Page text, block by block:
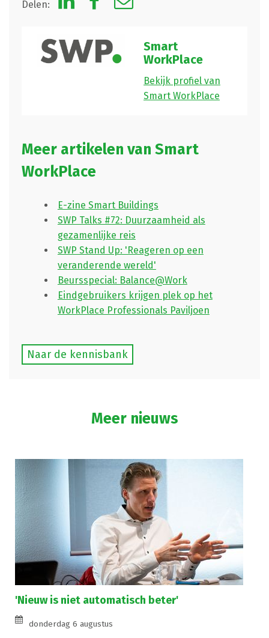
Delen:
Smart
WorkPlace
Bekijk profiel van
Smart WorkPlace
Meer artikelen van Smart
WorkPlace
E-zine Smart Buildings
SWP Talks #72: Duurzaamheid als
gezamenlijke reis
SWP Stand Up: 'Reageren op een
veranderende wereld'
Beursspecial: Balance@Work
Eindgebruikers krijgen plek op het
WorkPlace Professionals Paviljoen
Naar de kennisbank
Meer nieuws
'Nieuw is niet automatisch beter'
donderdag 6 augustus